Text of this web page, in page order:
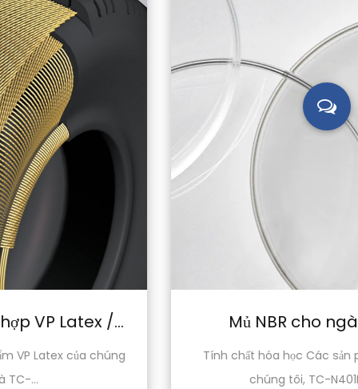
Mủ NBR cho ngành dệt may
Tính chất hóa học Các sản phẩm cao su NBR của
chúng tôi, TC-N401R và TC-N4...